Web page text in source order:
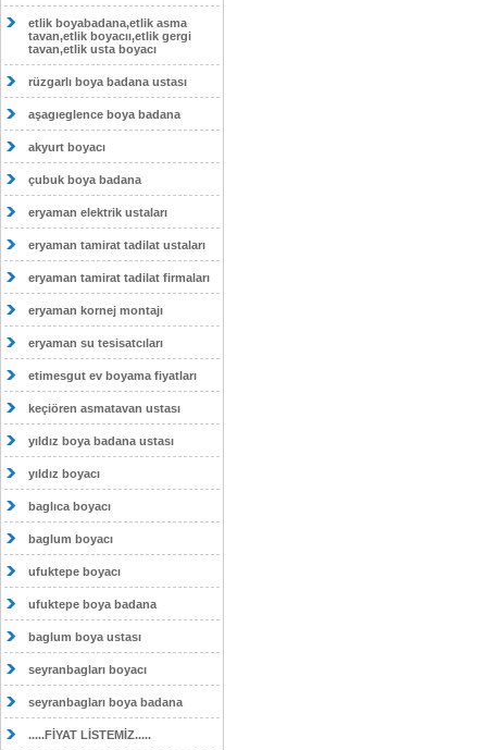
etlik boyabadana,etlik asma
tavan,etlik boyacıı,etlik gergi
tavan,etlik usta boyacı
rüzgarlı boya badana ustası
aşagıeglence boya badana
akyurt boyacı
çubuk boya badana
eryaman elektrik ustaları
eryaman tamirat tadilat ustaları
eryaman tamirat tadilat firmaları
eryaman kornej montajı
eryaman su tesisatcıları
etimesgut ev boyama fiyatları
keçiören asmatavan ustası
yıldız boya badana ustası
yıldız boyacı
baglıca boyacı
baglum boyacı
ufuktepe boyacı
ufuktepe boya badana
baglum boya ustası
seyranbagları boyacı
seyranbagları boya badana
.....FİYAT LİSTEMİZ.....